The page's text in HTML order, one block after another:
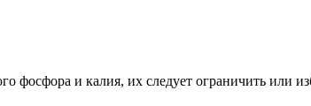
фосфора и калия, их следует ограничить или